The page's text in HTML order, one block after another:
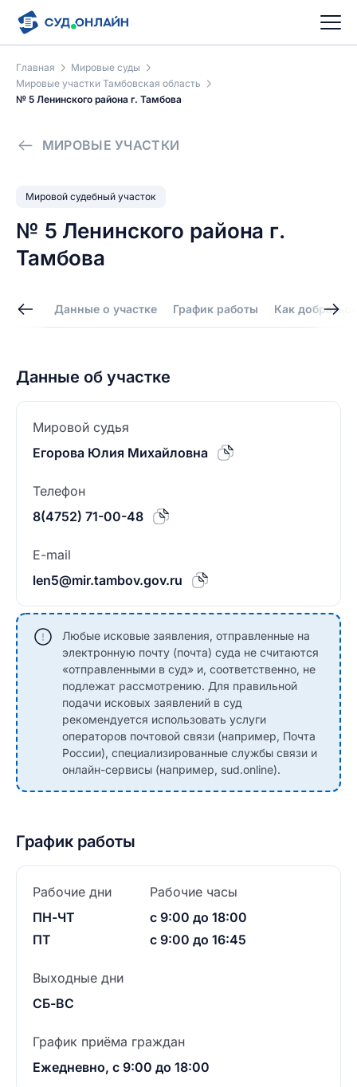
Главная
Мировые суды
Мировые участки Тамбовская область
№ 5 Ленинского района г. Тамбова
МИРОВЫЕ УЧАСТКИ
Мировой судебный участок
№ 5 Ленинского района г.
Тамбова
Данные о участке График работы Как добраться
Данные об участке
Мировой судья
Егорова Юлия Михайловна
Телефон
8(4752) 71-00-48
E-mail
len5@mir.tambov.gov.ru
Любые исковые заявления, отправленные на
электронную почту (почта) суда не считаются
«отправленными в суд» и, соответственно, не
подлежат рассмотрению. Для правильной
подачи исковых заявлений в суд
рекомендуется использовать услуги
операторов почтовой связи (например, Почта
России), специализированные службы связи и
онлайн-сервисы (например, sud.online).
График работы
Рабочие дни
ПН-ЧТ
ПТ
Рабочие часы
с 9:00 до 18:00
с 9:00 до 16:45
Выходные дни
СБ-ВС
График приёма граждан
Ежедневно, с 9:00 до 18:00